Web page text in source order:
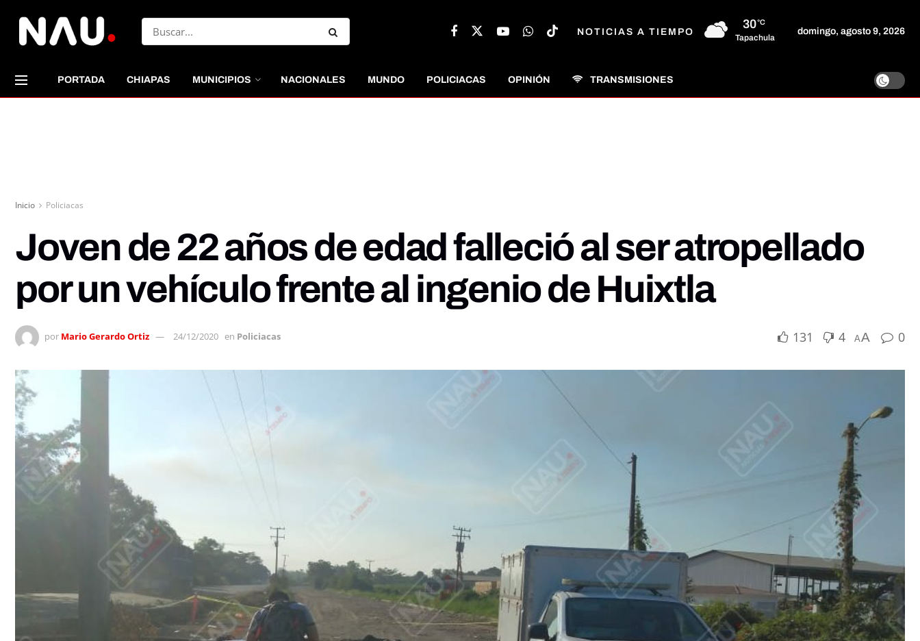
NOTICIAS A TIEMPO
30°C
Tapachula
domingo, agosto 9, 2026
PORTADA CHIAPAS MUNICIPIOS NACIONALES MUNDO POLICIACAS OPINIÓN TRANSMISIONES
Inicio Policiacas
Joven de 22 años de edad falleció al ser atropellado
por un vehículo frente al ingenio de Huixtla
por Mario Gerardo Ortiz 24/12/2020 en Policiacas 131 4 AA 0